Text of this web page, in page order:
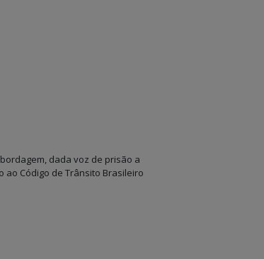
dada voz de prisão a
Código de Trânsito Brasileiro